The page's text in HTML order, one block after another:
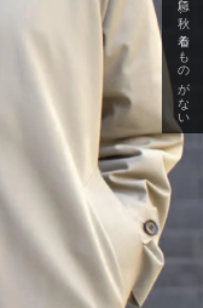
急に秋、着るものがない